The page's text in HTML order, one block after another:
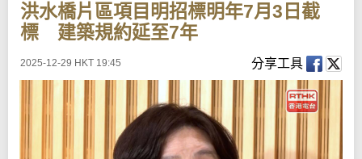
洪水橋片區項目明招標明年7月3日截
標 建築規約延至7年
2025-12-29 HKT 19:45 分享工具